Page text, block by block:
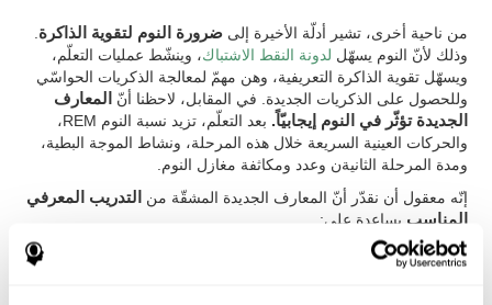
من ناحية أخرى، تشير أدلّة الأخيرة إلىضرورة النوم لتقوية الذاكرة
وذلك لأنّ النوم يسهّل لدونة النقط الاشتباك، وينشّط عمليات التعلّم،
ويسهّل تقوية الذاكرة التعريفية، وهن مهمّ لمعالجة الذكريات الحواسّي
وللحصول على الذكريات الجديدة. في المقابل، لاحظنا أنّ
المعارف
الجديدة تؤثّر في النوم إيجابيّاً.
بعد التعلّم، تزيد نسبة النوم REM،
والحركات العينية السريعة خلال هذه المرحلة، ونشاط الموجة البطية،
ومدة المرحلة الثانيةن وعدد ومكاثفة مغازل النوم.
إنّه معقول أن نقدّر أنّ المعارف الجديدة المشقّة من
التدريب المعرفي
المناسب يساعدة على:
تغيير تركيب النوم، تحسّن نوعية النوم، تحسّن الحالة المعرفية.